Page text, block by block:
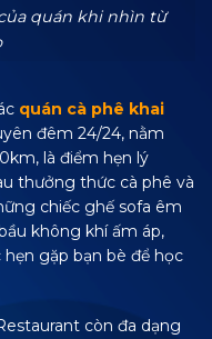
quán khi nhìn từ
quán cà phê khai
đêm 24/24, nằm
là điểm hẹn lý
thưởng thức cà phê và
chiếc ghế sofa êm
không khí ấm áp,
gặp bạn bè để học
còn đa dạng